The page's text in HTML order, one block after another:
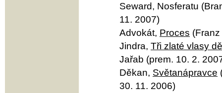
Seward, Nosferatu
11. 2007)
Advokát, Proces
Jindra, Tři zlaté vlasy
Jařab (prem. 10. 2.
Děkan, Světanápravce
30. 11. 2006)